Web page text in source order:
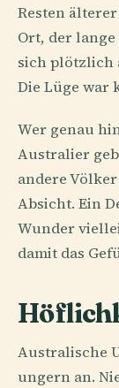
Resten
Ort, der
sich plötzlich
Die Lüge war
Wer genau
Australier
andere
Absicht. Ein
Wunder
damit das
Australische
ungern an.